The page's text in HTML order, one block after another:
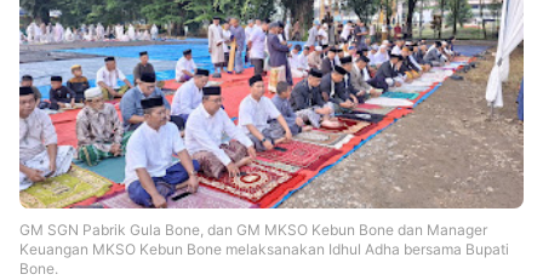
GM SGN Pabrik Gula Bone, dan GM MKSO Kebun Bone dan Manager
Keuangan MKSO Kebun Bone melaksanakan Idhul Adha bersama Bupati
Bone.